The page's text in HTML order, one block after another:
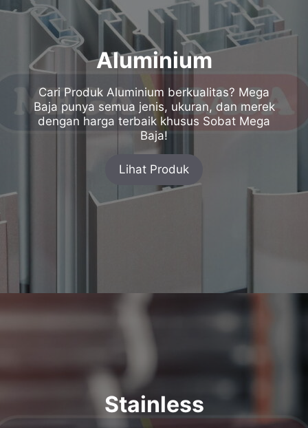
Aluminium
Cari Produk Aluminium berkualitas? Mega
Baja punya semua jenis, ukuran, dan merek
dengan harga terbaik khusus Sobat Mega
Baja!
Lihat Produk
Stainless